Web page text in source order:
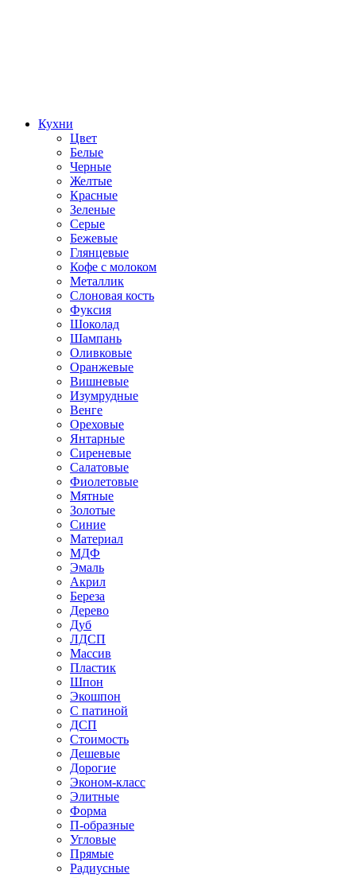
Кухни
Цвет
Белые
Черные
Желтые
Красные
Зеленые
Серые
Бежевые
Глянцевые
Кофе с молоком
Металлик
Слоновая кость
Фуксия
Шоколад
Шампань
Оливковые
Оранжевые
Вишневые
Изумрудные
Венге
Ореховые
Янтарные
Сиреневые
Салатовые
Фиолетовые
Мятные
Золотые
Синие
Материал
МДФ
Эмаль
Акрил
Береза
Дерево
Дуб
ЛДСП
Массив
Пластик
Шпон
Экошпон
С патиной
ДСП
Стоимость
Дешевые
Дорогие
Эконом-класс
Элитные
Форма
П-образные
Угловые
Прямые
Радиусные